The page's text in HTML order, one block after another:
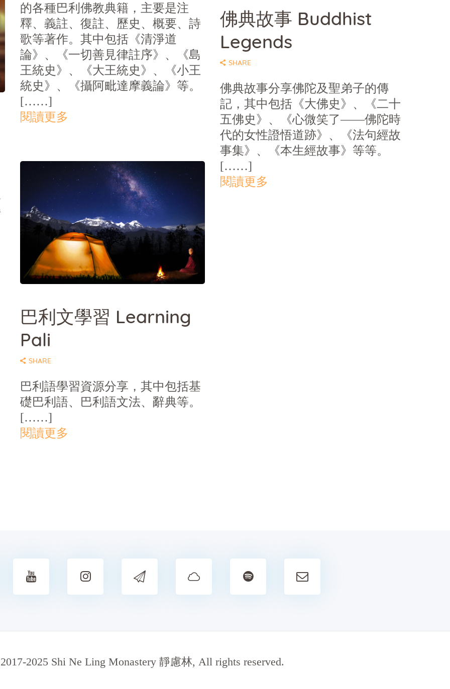
的各種巴利佛教典籍，主要是注
釋、義註、復註、歷史、概要、詩
歌等著作。其中包括《清淨道
論》、《一切善見律註序》、《島
王統史》、《大王統史》、《小王
統史》、《攝阿毗達摩義論》等。
[……]
閱讀更多
佛典故事 Buddhist
Legends
SHARE
佛典故事分享佛陀及聖弟子的傳
記，其中包括《大佛史》、《二十
五佛史》、《心微笑了——佛陀時
代的女性證悟道跡》、《法句經故
事集》、《本生經故事》等等。
[……]
閱讀更多
SHARE
巴利文學習 Learning
Pali
SHARE
巴利語學習資源分享，其中包括基
礎巴利語、巴利語文法、辭典等。
[……]
閱讀更多
2025 Shi Ne Ling Monastery 靜慮林, All rights reserved.